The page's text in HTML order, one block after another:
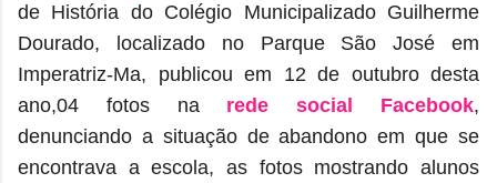
de História do Colégio Municipalizado Guilherme
Dourado, localizado no Parque São José em
Imperatriz-Ma, publicou em 12 de outubro desta
ano,04 fotos na rede social Facebook,
denunciando a situação de abandono em que se
encontrava a escola, as fotos mostrando alunos